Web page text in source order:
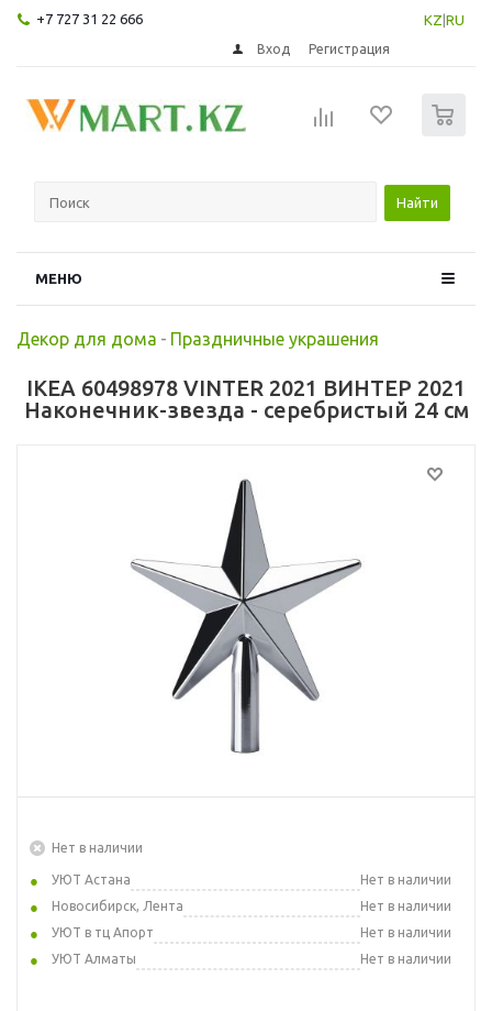
+7 727 31 22 666 KZ RU
Вход Регистрация
Найти
МЕНЮ
Декор для дома - Праздничные украшения
IKEA 60498978 VINTER 2021 ВИНТЕР 2021
Наконечник-звезда - серебристый 24 см
Нет в наличии
УЮТ Астана
Нет в наличии
Новосибирск, Лента
Нет в наличии
УЮТ в тц Апорт
Нет в наличии
УЮТ Алматы
Нет в наличии